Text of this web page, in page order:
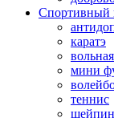
Спортивный
каратэ
мини
теннис